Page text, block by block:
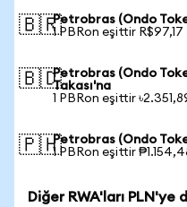
🇧🇷Petrobras (Ondo
1 PBRon eşittir R$97,17
🇧🇩Petrobras (Ondo
Takası'na
1 PBRon eşittir
🇵🇭Petrobras (Ondo
1 PBRon eşittir
Diğer RWA'ları PLN'ye